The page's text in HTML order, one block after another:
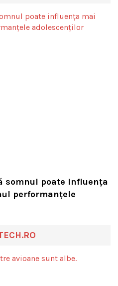
somnul poate influența
performanțele